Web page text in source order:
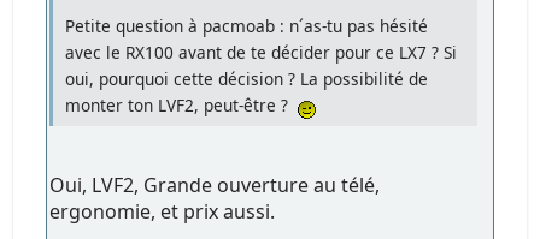
Petite question à pacmoab : n´as-tu pas hésité
avec le RX100 avant de te décider pour ce LX7 ? Si
oui, pourquoi cette décision ? La possibilité de
monter ton LVF2, peut-être ?
Oui, LVF2, Grande ouverture au télé,
ergonomie, et prix aussi.